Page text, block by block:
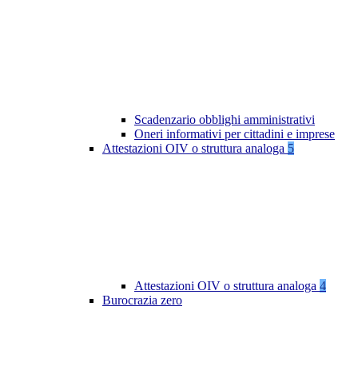
Scadenzario obblighi amministrativi
Oneri informativi per cittadini e imprese
Attestazioni OIV o struttura analoga 5
Attestazioni OIV o struttura analoga 4
Burocrazia zero